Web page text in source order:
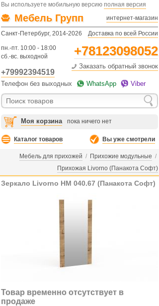
Вы используете мобильную версию полная версия
Мебель Групп интернет-магазин
Санкт-Петербург, 2014-2026 Доставка по всей России
пн.-пт. 10:00 - 18:00
сб.-вс. выходной
+78123098052
+79992394519
Заказать обратный звонок
Телефон без выходных WhatsApp Viber
Моя корзина пока ничего нет
Каталог товаров Вы уже смотрели
Мебель для прихожей / Прихожие модульные /
Прихожая Livorno (Панакота Софт)
Зеркало Livorno НМ 040.67 (Панакота Софт)
Товар временно отсутствует в
продаже